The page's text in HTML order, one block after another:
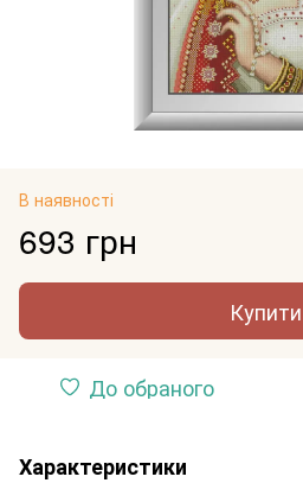
В наявності
693 грн
Купити
До обраного
Характеристики